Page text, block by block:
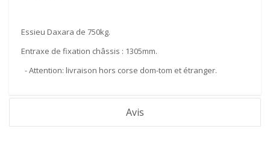
Essieu Daxara de 750kg.
Entraxe de fixation châssis : 1305mm.
- Attention: livraison hors corse dom-tom et étranger.
Avis